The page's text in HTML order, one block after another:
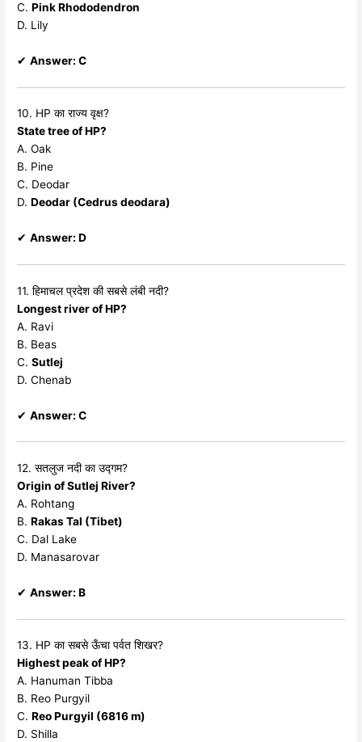
C.Pink Rhododendron
D. Lily
✔Answer: C
10. HP का राज्य वृक्ष?
State tree of HP?
A. Oak
B. Pine
C. Deodar
D.Deodar (Cedrus deodara)
✔Answer: D
11. हिमाचल प्रदेश की सबसे लंबी नदी?
Longest river of HP?
A. Ravi
B. Beas
C.Sutlej
D. Chenab
✔Answer: C
12. सतलुज नदी का उद्गम?
Origin of Sutlej River?
A. Rohtang
B.Rakas Tal (Tibet)
C. Dal Lake
D. Manasarovar
✔Answer: B
13. HP का सबसे ऊँचा पर्वत शिखर?
Highest peak of HP?
A. Hanuman Tibba
B. Reo Purgyil
C.Reo Purgyil (6816 m)
D. Shilla